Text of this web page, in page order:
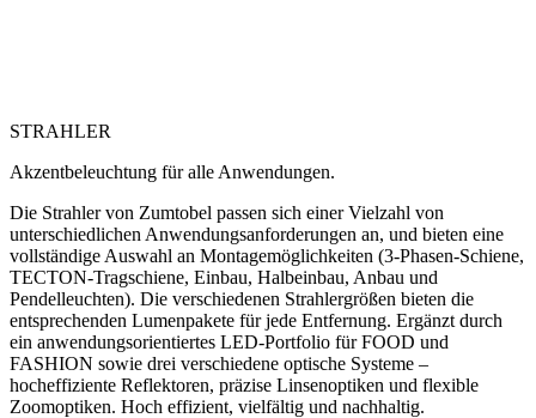
STRAHLER
Akzentbeleuchtung für alle Anwendungen.
Die Strahler von Zumtobel passen sich einer Vielzahl von
unterschiedlichen Anwendungsanforderungen an, und bieten eine
vollständige Auswahl an Montagemöglichkeiten (3-Phasen-Schiene,
TECTON-Tragschiene, Einbau, Halbeinbau, Anbau und
Pendelleuchten). Die verschiedenen Strahlergrößen bieten die
entsprechenden Lumenpakete für jede Entfernung. Ergänzt durch
ein anwendungsorientiertes LED-Portfolio für FOOD und
FASHION sowie drei verschiedene optische Systeme –
hocheffiziente Reflektoren, präzise Linsenoptiken und flexible
Zoomoptiken. Hoch effizient, vielfältig und nachhaltig.